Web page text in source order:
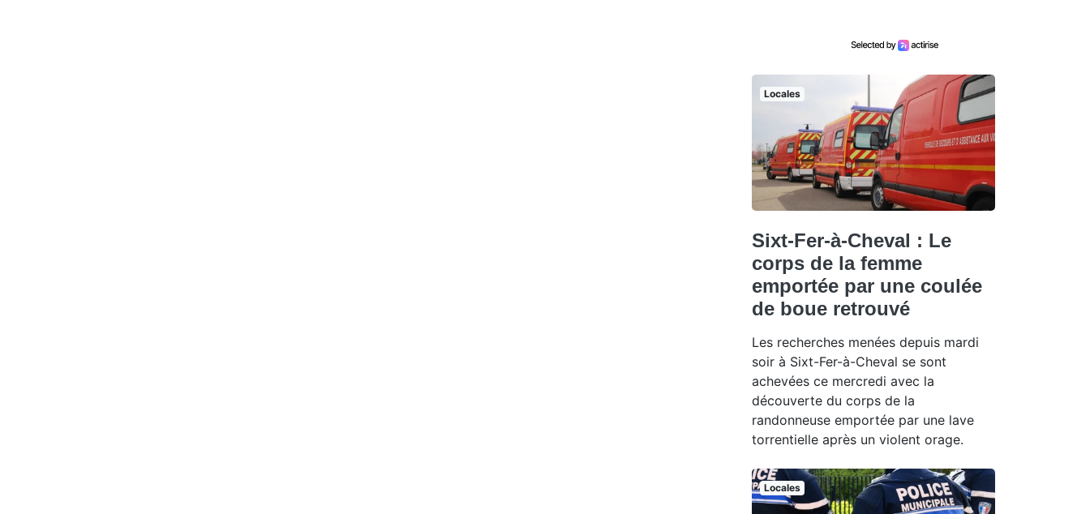
Locales
Sixt-Fer-à-Cheval : Le
corps de la femme
emportée par une coulée
de boue retrouvé
Les recherches menées depuis mardi
soir à Sixt-Fer-à-Cheval se sont
achevées ce mercredi avec la
découverte du corps de la
randonneuse emportée par une lave
torrentielle après un violent orage.
Locales